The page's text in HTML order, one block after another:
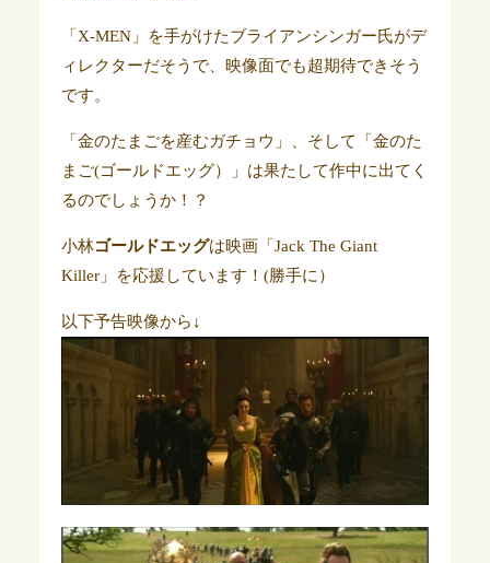
「X-MEN」を手がけたブライアンシンガー氏がデ
ィレクターだそうで、映像面でも超期待できそう
です。
「金のたまごを産むガチョウ」、そして「金のた
まご(ゴールドエッグ）」は果たして作中に出てく
るのでしょうか！？
小林ゴールドエッグは映画「Jack The Giant
Killer」を応援しています！(勝手に）
以下予告映像から↓